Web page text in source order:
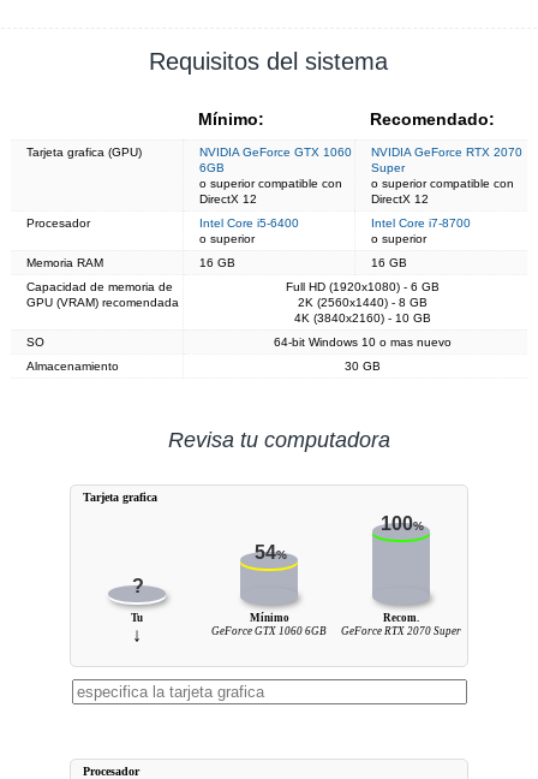
Requisitos del sistema
Mínimo: Recomendado:
Tarjeta grafica (GPU)
NVIDIA GeForce GTX 1060
6GB
o superior compatible con
DirectX 12
NVIDIA GeForce RTX 2070
Super
o superior compatible con
DirectX 12
Procesador
Intel Core i5-6400
o superior
Intel Core i7-8700
o superior
Memoria RAM
16 GB
16 GB
Capacidad de memoria de
GPU (VRAM) recomendada
Full HD (1920x1080) - 6 GB
2K (2560x1440) - 8 GB
4K (3840x2160) - 10 GB
SO
64-bit Windows 10 o mas nuevo
Almacenamiento
30 GB
Revisa tu computadora
?
54%
100%
Tu
↓
Mínimo
GeForce GTX 1060 6GB
Recom.
GeForce RTX 2070 Super
Tarjeta grafica
Procesador